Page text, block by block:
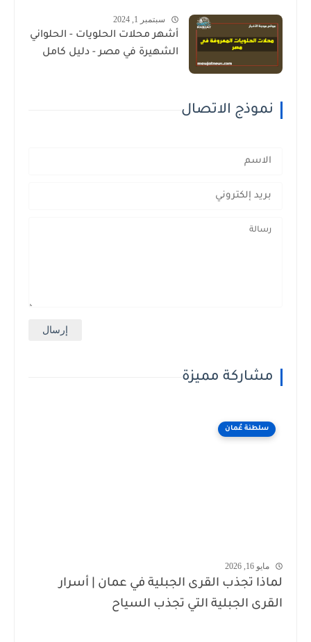
سبتمبر 1, 2024
أشهر محلات الحلويات - الحلواني
الشهيرة في مصر - دليل كامل
نموذج الاتصال
مشاركة مميزة
سلطنة عُمان
مايو 16, 2026
لماذا تجذب القرى الجبلية في عمان | أسرار
القرى الجبلية التي تجذب السياح